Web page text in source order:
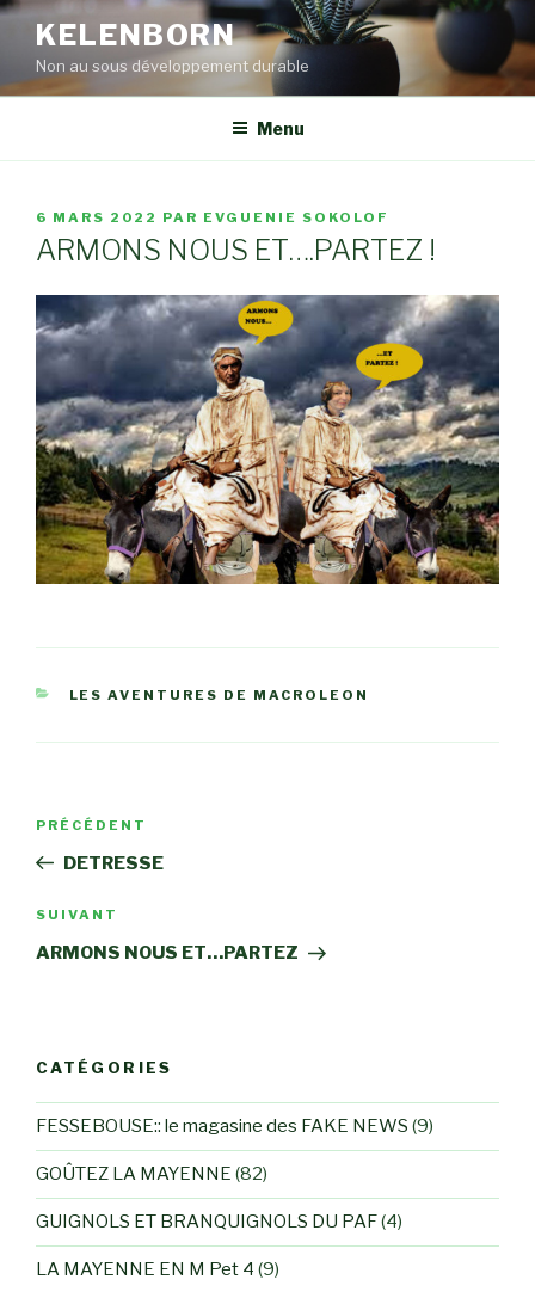
Aller
contenu
principal
KELENBORN
Non au sous développement durable
Menu
PUBLIÉ
LE
6 MARS 2022 PAR EVGUENIE SOKOLOF
ARMONS NOUS ET….PARTEZ !
CATÉGORIES
LES AVENTURES DE MACROLEON
Navigation
l’article
Article
précédent
PRÉCÉDENT
DETRESSE
Article
suivant
SUIVANT
ARMONS NOUS ET…PARTEZ
CATÉGORIES
FESSEBOUSE:: le magasine des FAKE NEWS (9)
GOÛTEZ LA MAYENNE (82)
GUIGNOLS ET BRANQUIGNOLS DU PAF(4)
LA MAYENNE EN M Pet 4 (9)